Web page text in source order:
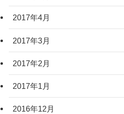
2017年4月
2017年3月
2017年2月
2017年1月
2016年12月